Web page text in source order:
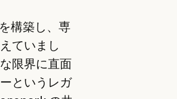
構築し、専
ていまし
限界に直面
というレガ